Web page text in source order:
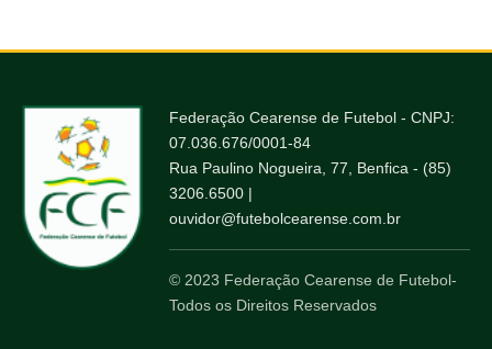
Federação Cearense de Futebol - CNPJ:
07.036.676/0001-84
Rua Paulino Nogueira, 77, Benfica - (85)
3206.6500 |
ouvidor@futebolcearense.com.br
© 2023 Federação Cearense de Futebol-
Todos os Direitos Reservados